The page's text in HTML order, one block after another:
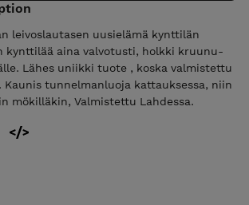
leivoslautasen uusielämä kynttilän
kynttilää aina valvotusti, holkki kruunu-
Lähes uniikki tuote , koska valmistettu
Kaunis tunnelmanluoja kattauksessa, niin
mökilläkin, Valmistettu Lahdessa.